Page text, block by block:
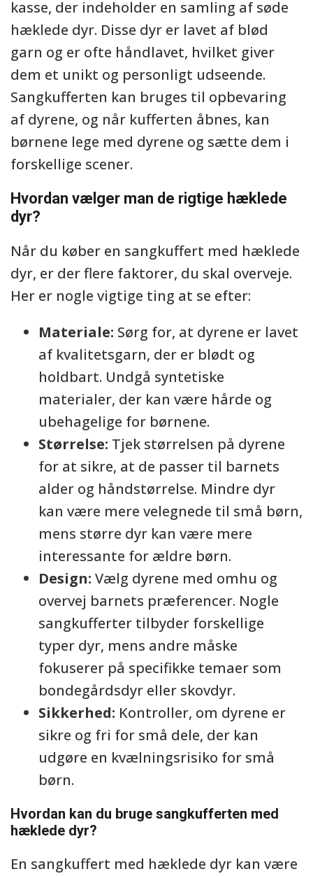
kasse, der indeholder en samling af søde
hæklede dyr. Disse dyr er lavet af blød
garn og er ofte håndlavet, hvilket giver
dem et unikt og personligt udseende.
Sangkufferten kan bruges til opbevaring
af dyrene, og når kufferten åbnes, kan
børnene lege med dyrene og sætte dem i
forskellige scener.
Hvordan vælger man de rigtige hæklede
dyr?
Når du køber en sangkuffert med hæklede
dyr, er der flere faktorer, du skal overveje.
Her er nogle vigtige ting at se efter:
Materiale: Sørg for, at dyrene er lavet
af kvalitetsgarn, der er blødt og
holdbart. Undgå syntetiske
materialer, der kan være hårde og
ubehagelige for børnene.
Størrelse: Tjek størrelsen på dyrene
for at sikre, at de passer til barnets
alder og håndstørrelse. Mindre dyr
kan være mere velegnede til små børn,
mens større dyr kan være mere
interessante for ældre børn.
Design: Vælg dyrene med omhu og
overvej barnets præferencer. Nogle
sangkufferter tilbyder forskellige
typer dyr, mens andre måske
fokuserer på specifikke temaer som
bondegårdsdyr eller skovdyr.
Sikkerhed: Kontroller, om dyrene er
sikre og fri for små dele, der kan
udgøre en kvælningsrisiko for små
børn.
Hvordan kan du bruge sangkufferten med
hæklede dyr?
En sangkuffert med hæklede dyr kan være